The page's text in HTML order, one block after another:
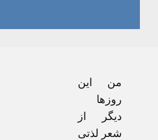
من اين
روزها
ديگر از
شعر لذتی